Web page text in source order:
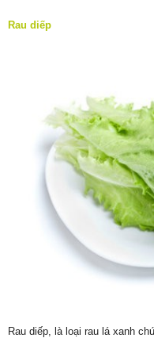
Rau diếp
Rau diếp, là loại rau lá xanh